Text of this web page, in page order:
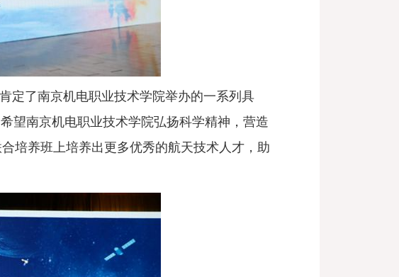
定了南京机电职业技术学院举办的一系列具
望南京机电职业技术学院弘扬科学精神，营造
培养班上培养出更多优秀的航天技术人才，助